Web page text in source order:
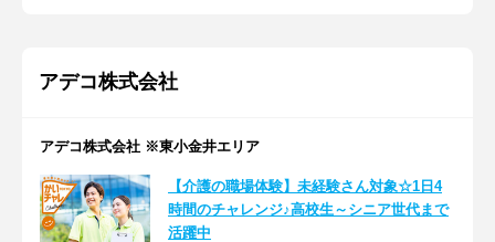
アデコ株式会社
アデコ株式会社 ※東小金井エリア
【介護の職場体験】未経験さん対象☆1日4
時間のチャレンジ♪高校生～シニア世代まで
活躍中